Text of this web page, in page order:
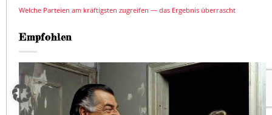
Welche Parteien am kräftigsten zugreifen — das Ergebnis überrascht
Empfohlen